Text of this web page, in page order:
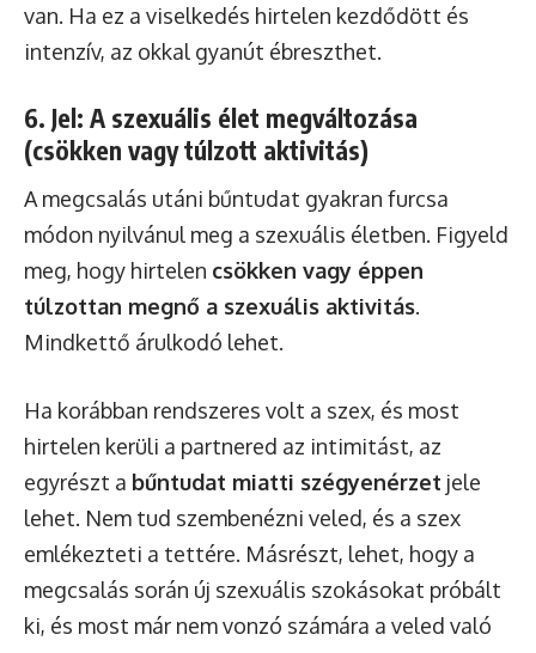
van. Ha ez a viselkedés hirtelen kezdődött és
intenzív, az okkal gyanút ébreszthet.
6. Jel: A szexuális élet megváltozása
(csökken vagy túlzott aktivitás)
A megcsalás utáni bűntudat gyakran furcsa
módon nyilvánul meg a szexuális életben. Figyeld
meg, hogy hirtelen csökken vagy éppen
túlzottan megnő a szexuális aktivitás.
Mindkettő árulkodó lehet.
Ha korábban rendszeres volt a szex, és most
hirtelen kerüli a partnered az intimitást, az
egyrészt a bűntudat miatti szégyenérzet jele
lehet. Nem tud szembenézni veled, és a szex
emlékezteti a tettére. Másrészt, lehet, hogy a
megcsalás során új szexuális szokásokat próbált
ki, és most már nem vonzó számára a veled való